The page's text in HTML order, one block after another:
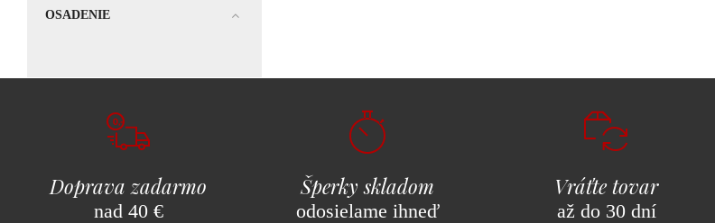
OSADENIE
Doprava zadarmo
nad 40 €
Šperky skladom
odosielame ihneď
Vráťte tovar
až do 30 dní